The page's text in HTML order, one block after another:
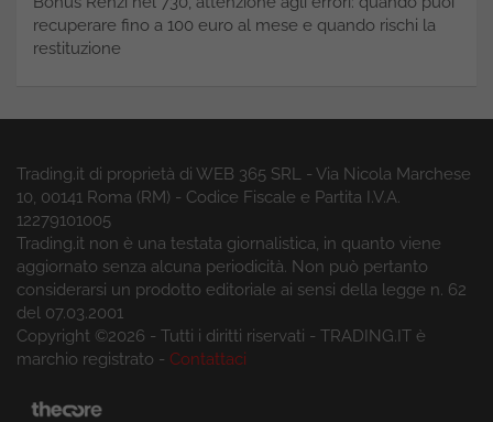
recuperare fino a 100 euro al mese e quando rischi la
restituzione
Trading.it di proprietà di WEB 365 SRL - Via Nicola Marchese
10, 00141 Roma (RM) - Codice Fiscale e Partita I.V.A.
12279101005
Trading.it non è una testata giornalistica, in quanto viene
aggiornato senza alcuna periodicità. Non può pertanto
considerarsi un prodotto editoriale ai sensi della legge n. 62
del 07.03.2001
Copyright ©2026 - Tutti i diritti riservati - TRADING.IT è
marchio registrato - Contattaci